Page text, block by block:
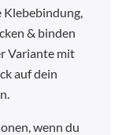
Klebebindung,
& binden
Variante mit
auf dein
wenn du